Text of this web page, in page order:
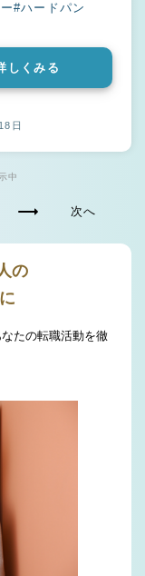
#ハードパン
しくみる
日
中
次へ
の
たの転職活動を徹